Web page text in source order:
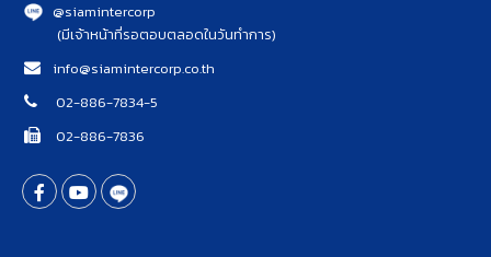
@siamintercorp
(มีเจ้าหน้าที่รอตอบตลอดในวันทำการ)
info@siamintercorp.co.th
02-886-7834-5
02-886-7836